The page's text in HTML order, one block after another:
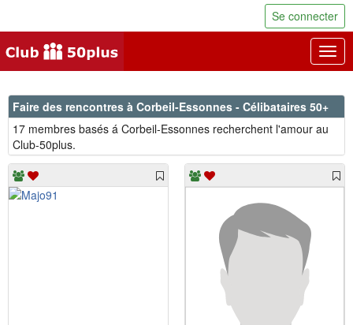
Se connecter
Faire des rencontres à Corbeil-Essonnes - Célibataires 50+
17 membres basés á Corbeil-Essonnes recherchent l'amour au
Club-50plus.